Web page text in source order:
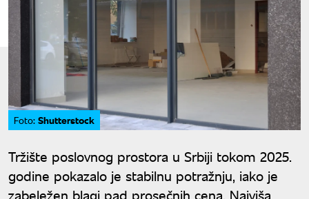
Foto: Shutterstock
Tržište poslovnog prostora u Srbiji tokom 2025.
godine pokazalo je stabilnu potražnju, iako je
zabeležen blagi pad prosečnih cena. Najviša